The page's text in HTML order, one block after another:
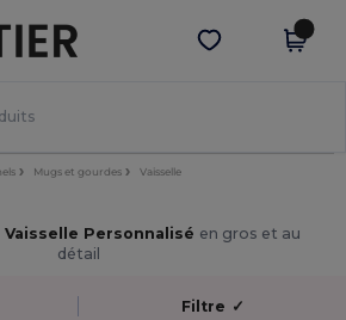
l’app !
Obtenir l'appli
Mugs et gourdes Vaisselle
Personnalisé en gros et au
détail
Filtre ✓